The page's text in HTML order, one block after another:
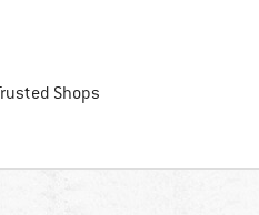
les informations de
ShopsTrouve toutes les